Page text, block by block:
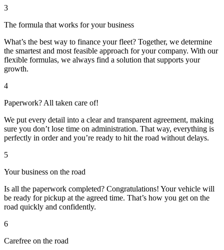
3
The formula that works for your business
What’s the best way to finance your fleet? Together, we determine
the smartest and most feasible approach for your company. With our
flexible formulas, we always find a solution that supports your
growth.
4
Paperwork? All taken care of!
We put every detail into a clear and transparent agreement, making
sure you don’t lose time on administration. That way, everything is
perfectly in order and you’re ready to hit the road without delays.
5
Your business on the road
Is all the paperwork completed? Congratulations! Your vehicle will
be ready for pickup at the agreed time. That’s how you get on the
road quickly and confidently.
6
Carefree on the road